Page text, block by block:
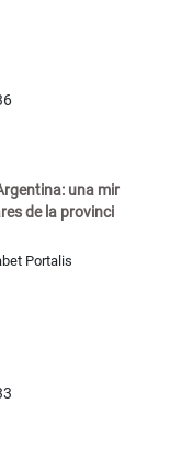
una mir
de la provinci
Portalis